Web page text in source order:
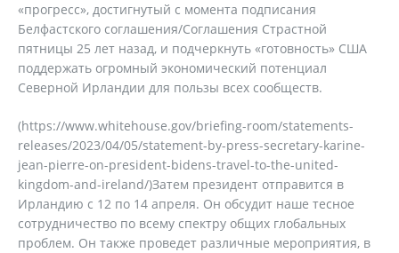
«прогресс», достигнутый с момента подписания
Белфастского соглашения/Соглашения Страстной
пятницы 25 лет назад, и подчеркнуть «готовность» США
поддержать огромный экономический потенциал
Северной Ирландии для пользы всех сообществ.
(https://www.whitehouse.gov/briefing-room/statements-
releases/2023/04/05/statement-by-press-secretary-karine-
jean-pierre-on-president-bidens-travel-to-the-united-
kingdom-and-ireland/)Затем президент отправится в
Ирландию с 12 по 14 апреля. Он обсудит наше тесное
сотрудничество по всему спектру общих глобальных
проблем. Он также проведет различные мероприятия, в